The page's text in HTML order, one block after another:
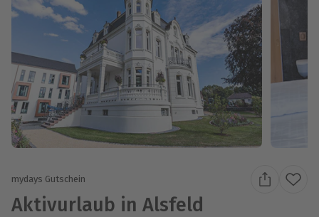
mydays Gutschein
Aktivurlaub in Alsfeld